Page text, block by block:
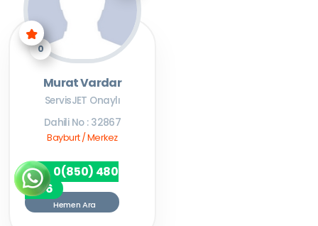
0
Murat Vardar
ServisJET Onaylı
Dahili No : 32867
Bayburt / Merkez
0(850) 480
7256
Hemen Ara